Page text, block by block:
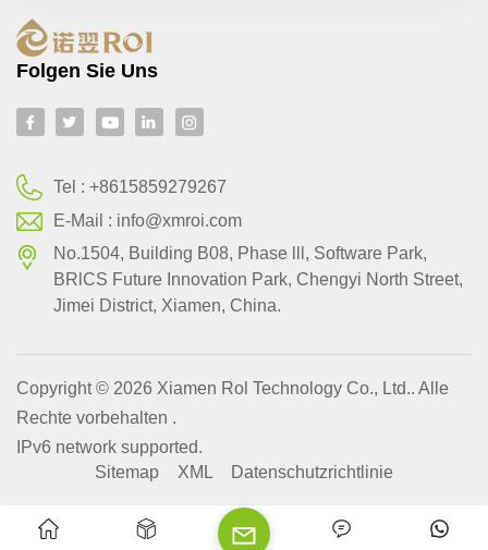
Folgen Sie Uns
Tel :+8615859279267
E-Mail : info@xmroi.com
No.1504, Building B08, Phase lll, Software Park,
BRlCS Future Innovation Park, Chengyi North Street,
Jimei District, Xiamen, China.
Copyright © 2026 Xiamen Rol Technology Co., Ltd.. Alle
Rechte vorbehalten .
IPv6 network supported.
Sitemap
XML Datenschutzrichtlinie